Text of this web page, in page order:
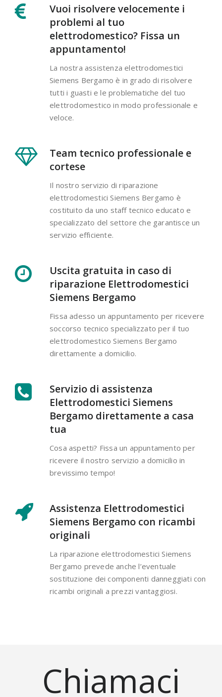
Vuoi risolvere velocemente i
problemi al tuo
elettrodomestico? Fissa un
appuntamento!
La nostra assistenza elettrodomestici
Siemens Bergamo è in grado di risolvere
tutti i guasti e le problematiche del tuo
elettrodomestico in modo professionale e
veloce.
Team tecnico professionale e
cortese
Il nostro servizio di riparazione
elettrodomestici Siemens Bergamo è
costituito da uno staff tecnico educato e
specializzato del settore che garantisce un
servizio efficiente.
Uscita gratuita in caso di
riparazione Elettrodomestici
Siemens Bergamo
Fissa adesso un appuntamento per ricevere
soccorso tecnico specializzato per il tuo
elettrodomestico Siemens Bergamo
direttamente a domicilio.
Servizio di assistenza
Elettrodomestici Siemens
Bergamo direttamente a casa
tua
Cosa aspetti? Fissa un appuntamento per
ricevere il nostro servizio a domicilio in
brevissimo tempo!
Assistenza Elettrodomestici
Siemens Bergamo con ricambi
originali
La riparazione elettrodomestici Siemens
Bergamo prevede anche l’eventuale
sostituzione dei componenti danneggiati con
ricambi originali a prezzi vantaggiosi.
Chiamaci